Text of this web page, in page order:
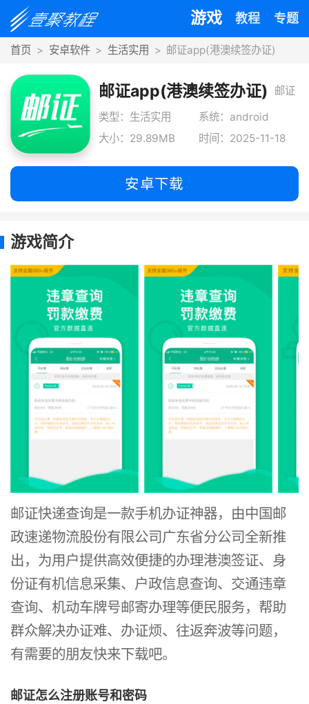
游戏 教程 专题
首页 安卓软件 生活实用 邮证app(港澳续签办证)
邮证app(港澳续签办证)
邮证
查询
是一
器，
类型：生活实用
系统：android
大小：29.89MB
时间：2025-11-18
安卓下载
游戏简介
邮证快递查询是一款手机办证神器，由中国邮
政速递物流股份有限公司广东省分公司全新推
出，为用户提供高效便捷的办理港澳签证、身
份证有机信息采集、户政信息查询、交通违章
查询、机动车牌号邮寄办理等便民服务，帮助
群众解决办证难、办证烦、往返奔波等问题，
有需要的朋友快来下载吧。
邮证怎么注册账号和密码